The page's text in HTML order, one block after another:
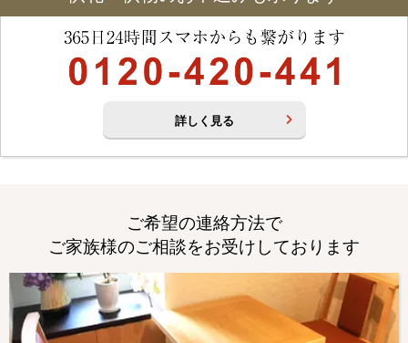
詳しく見る
ご希望の連絡方法で
ご家族様のご相談をお受けしております